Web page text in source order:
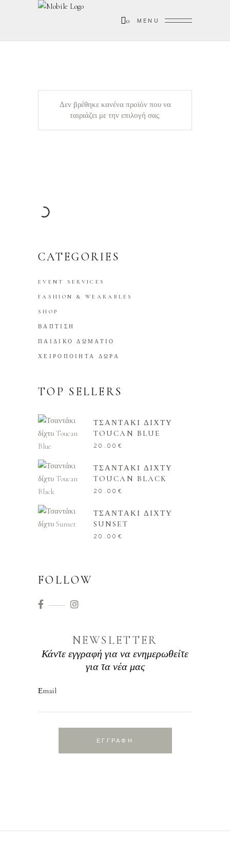
0 MENU
Δεν βρέθηκε κανένα προϊόν που να
ταιριάζει με την επιλογή σας.
CATEGORIES
EVENT SERVICES
FASHION & WEARABLES
SHOP
ΒΑΠΤΙΣΗ
ΠΑΙΔΙΚΟ ΔΩΜΑΤΙΟ
ΧΕΙΡΟΠΟΙΗΤΑ ΔΩΡΑ
TOP SELLERS
ΤΣΑΝΤΑΚΙ ΔΙΧΤΥ
TOUCAN BLUE
20.00 €
ΤΣΑΝΤΑΚΙ ΔΙΧΤΥ
TOUCAN BLACK
20.00 €
ΤΣΑΝΤΑΚΙ ΔΙΧΤΥ
SUNSET
20.00 €
FOLLOW
NEWSLETTER
Κάντε εγγραφή για να ενημερωθείτε
για τα νέα μας
Εmail
ΕΓΓΡΑΦΗ